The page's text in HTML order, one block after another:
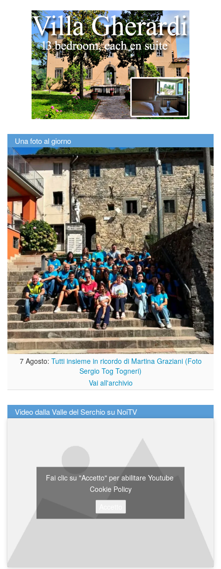
Una foto al giorno
7 Agosto: Tutti insieme in ricordo di Martina Graziani (Foto
Sergio Tog Togneri)
Vai all'archivio
Video dalla Valle del Serchio su NoiTV
Fai clic su "Accetto" per abilitare Youtube
Cookie Policy